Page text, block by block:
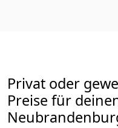
Privat oder
Preise für